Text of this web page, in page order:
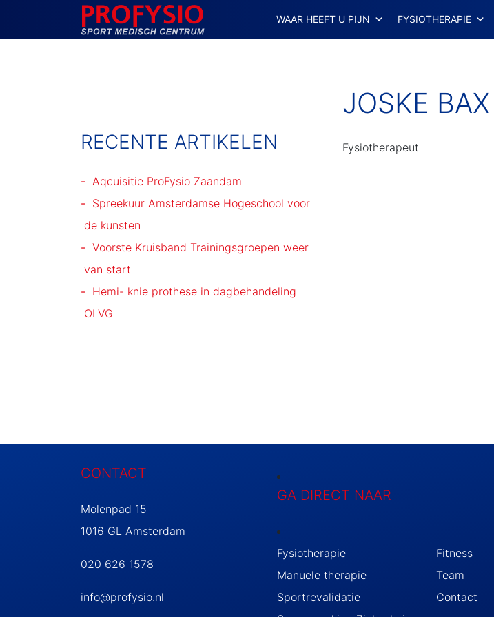
MAIN NAVIGATION WAAR HEEFT U PIJN FYSIOTHERAPIE
RECENTE ARTIKELEN
Aqcuisitie ProFysio Zaandam
Spreekuur Amsterdamse Hogeschool voor
de kunsten
Voorste Kruisband Trainingsgroepen weer
van start
Hemi- knie prothese in dagbehandeling
OLVG
JOSKE BAX
Fysiotherapeut
CONTACT
Molenpad 15
1016 GL Amsterdam
020 626 1578
info@profysio.nl
GA DIRECT NAAR
Fysiotherapie
Manuele therapie
Sportrevalidatie
Fitness
Team
Contact